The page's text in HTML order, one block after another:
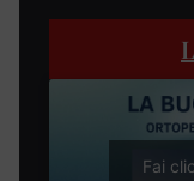
Fai